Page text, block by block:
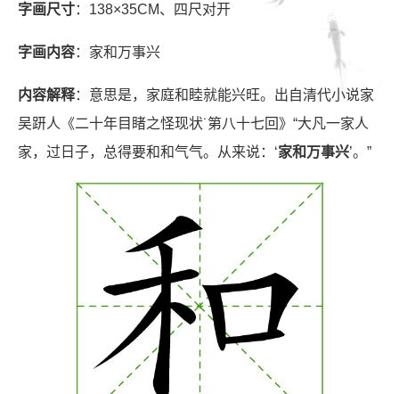
字画尺寸：138×35CM、四尺对开
字画内容：家和万事兴
内容解释：意思是，家庭和睦就能兴旺。出自清代小说家
吴趼人《二十年目睹之怪现状˙第八十七回》“大凡一家人
家，过日子，总得要和和气气。从来说：‘家和万事兴’。”